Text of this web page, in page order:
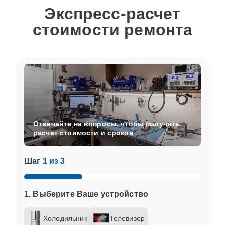
Экспресс-расчет
стоимости ремонта
Шаг 1 из 3
1. Выберите Ваше устройство
Холодильник Телевизор
Отвечайте на вопросы, чтобы получить
расчет стоимости и сроков